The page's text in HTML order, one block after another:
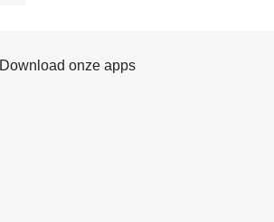
Download onze apps